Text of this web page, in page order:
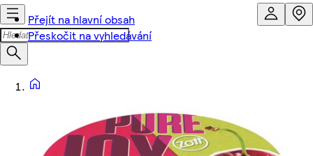
Přejít na hlavní obsah
Přeskočit na vyhledávání